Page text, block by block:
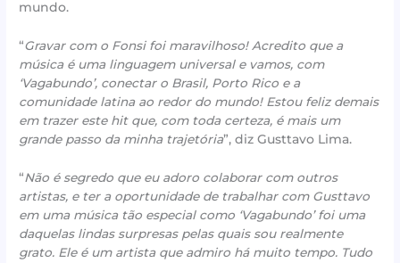
mundo.
“Gravar com o Fonsi foi maravilhoso! Acredito que a
música é uma linguagem universal e vamos, com
‘Vagabundo’, conectar o Brasil, Porto Rico e a
comunidade latina ao redor do mundo! Estou feliz demais
em trazer este hit que, com toda certeza, é mais um
grande passo da minha trajetória”, diz Gusttavo Lima.
“Não é segredo que eu adoro colaborar com outros
artistas, e ter a oportunidade de trabalhar com Gusttavo
em uma música tão especial como ‘Vagabundo’ foi uma
daquelas lindas surpresas pelas quais sou realmente
grato. Ele é um artista que admiro há muito tempo. Tudo